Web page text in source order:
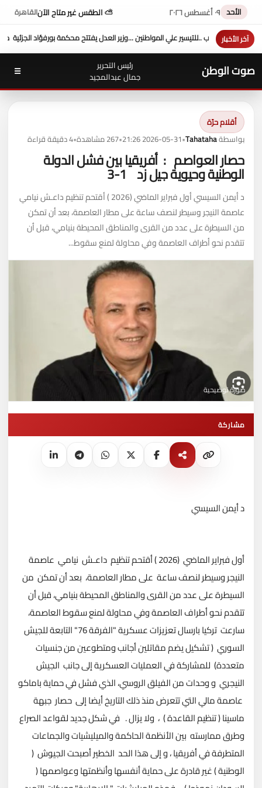
الأحد ٠٩ أغسطس ٢٠٢٦ ⛅ الطقس غير متاح الآنالقاهرة
آخر الأخبار
السيطرةد. طه محمد أبو الشيخ يكتب : أداء وزارة العدليفتتح محكمة بورفؤاد الجزئية
صوت الوطن
رئيس التحرير
جمال عبدالمجيد
☰
أقلام حرّة
بواسطةTahataha
•
2026-05-31 21:26
•267 مشاهدة •4 دقيقة قراءة
حصار العواصم : أفريقيا بين فشل الدولة
الوطنية وحيوية جيل زد 1-3
د أيمن السيسي أول فبراير الماضي (2026 ) أقتحم تنظيم داعـش نيامي
عاصمة النيجر وسيطر لنصف ساعة على مطار العاصمة، بعد أن تمكن
من السيطرة على عدد من القرى والمناطق المحيطة بنيامي، قبل أن
تتقدم نحو أطراف العاصمة وفي محاولة لمنع سقوط...
صورة توضيحية
مشاركة
د أيمن السيسي
أول فبراير الماضي (2026 ) أقتحم تنظيم داعـش نيامي عاصمة
النيجر وسيطر لنصف ساعة على مطار العاصمة، بعد أن تمكن من
السيطرة على عدد من القرى والمناطق المحيطة بنيامي، قبل أن
تتقدم نحو أطراف العاصمة وفي محاولة لمنع سقوط العاصمة،
سارعت تركيا بارسال تعزيزات عسكرية "الفرقة 76" التابعة للجيش
السوري ( تشكيل يضم مقاتلين أجانب ومتطوعين من جنسيات
متعددة) للمشاركة في العمليات العسكرية إلى جانب الجيش
النيجري و وحدات من الفيلق الروسي، الذي فشل في حماية باماكو
عاصمة مالي التي تتعرض منذ ذلك التاريخ أيضا إلى حصار جبهة
ماسينا ( تنظيم القاعدة ) ، ولا يزال . في شكل جديد لقواعد الصراع
وطرق ممارسته بين الأنظمة الحاكمة والميليشيات والجماعات
المتطرفة في أفريقيا ، و إلى هذا الحد الخطير أصبحت الجيوش (
الوطنية ) غير قادرة على حماية أنفسها وأنظمتها وعواصمها (